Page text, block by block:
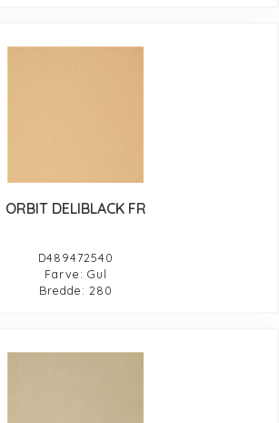
ORBIT DELIBLACK FR
D489472540
Farve: Gul
Bredde: 280